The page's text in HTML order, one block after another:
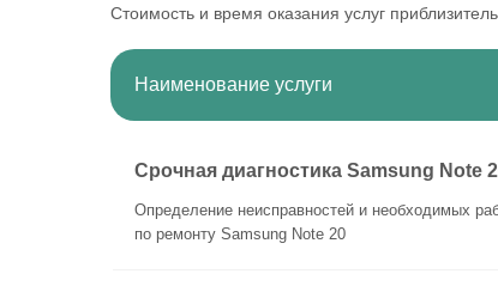
Стоимость и время оказания услуг
Наименование услуги
Срочная диагностика Samsung Note
Определение неисправностей и необходимых
по ремонту Samsung Note 20